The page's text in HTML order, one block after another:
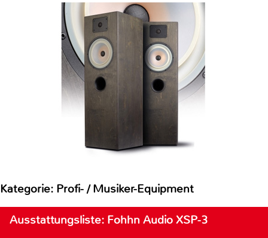
Kategorie: Profi- / Musiker-Equipment
Ausstattungsliste: Fohhn Audio XSP-3